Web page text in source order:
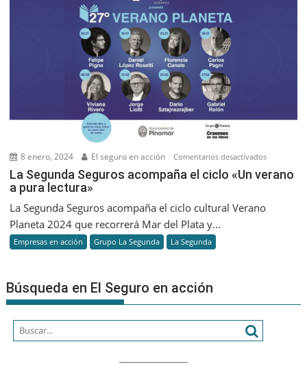
8 enero, 2024 El seguro en acción Comentarios desactivadosen
La
pura
La Segunda Seguros acompaña el ciclo «Un verano
a pura lectura»
La Segunda Seguros acompaña el ciclo cultural Verano
Planeta 2024 que recorrerá Mar del Plata y...
Empresas en acción Grupo La Segunda La Segunda
Búsqueda en El Seguro en acción